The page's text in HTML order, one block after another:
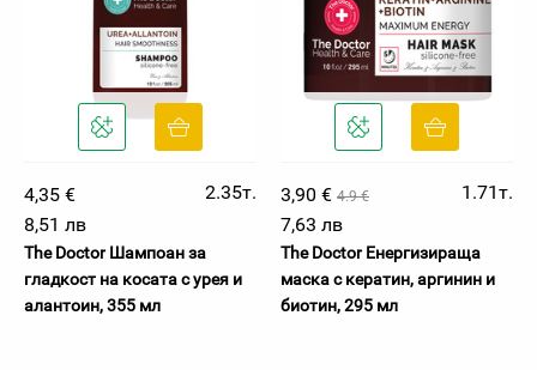
4,35 €
2.35т.
8,51 лв
The Doctor Шампоан за
гладкост на косата с урея и
алантоин, 355 мл
3,90 € 4.9 €
1.71т.
7,63 лв
The Doctor Енергизираща
маска с кератин, аргинин и
биотин, 295 мл